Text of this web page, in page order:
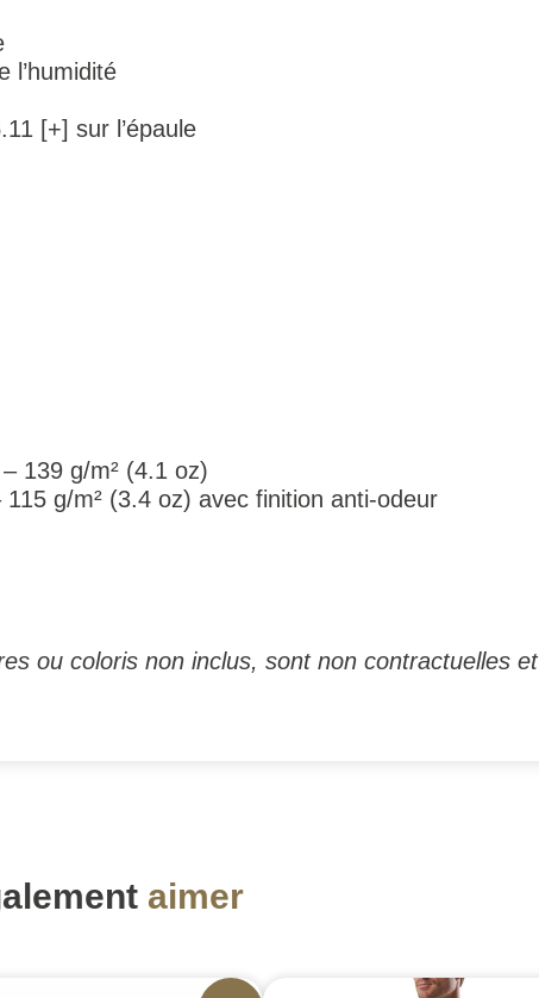
l’humidité
[+] sur l’épaule
139 g/m² (4.1 oz)
g/m² (3.4 oz) avec finition anti-odeur
ou coloris non inclus, sont non contractuelles et
aimer